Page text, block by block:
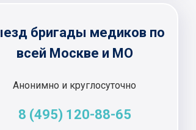
бригады медиков по
всей Москве и МО
Анонимно и круглосуточно
8 (495) 120-88-65